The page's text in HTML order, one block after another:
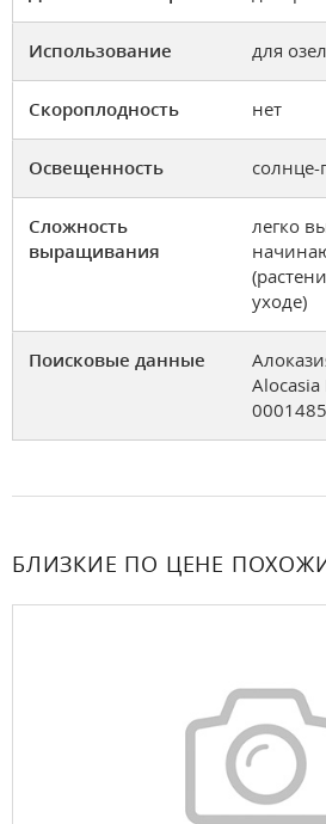
Использование для
Скороплодность нет
Освещенность солнце-
Сложность
выращивания
легко
уходе)
Поисковые данные
Alocasia
БЛИЗКИЕ ПО ЦЕНЕ